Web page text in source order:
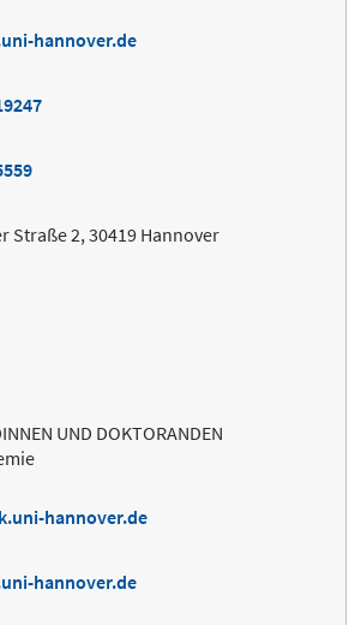
hannover.de
Straße 2, 30419 Hannover
UND DOKTORANDEN
hannover.de
hannover.de